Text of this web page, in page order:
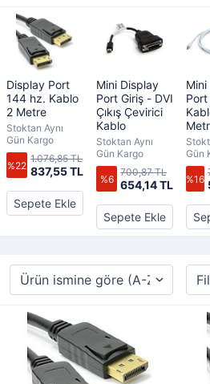
Display Port
144 hz. Kablo
2 Metre
Stoktan Aynı
Gün Kargo
%22 837,55 TL
1.076,85 TL
Sepete Ekle
Mini Display
Port Giriş - DVI
Çıkış Çevirici
Kablo
Stoktan Aynı
Gün Kargo
%6 654,14 TL
700,87 TL
Sepete Ekle
Port
Gün
%16